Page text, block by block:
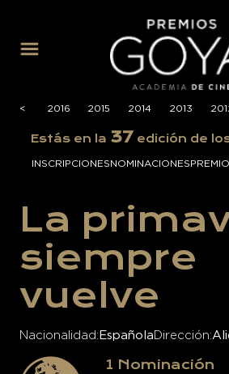
<
<
2017 2016 2015 2014 2013
Estás en la 37 edición de
INSCRIPCIONESNOMINACIONES
La
siempre
vuelve
Nacionalidad Española Dirección
1 Nominación